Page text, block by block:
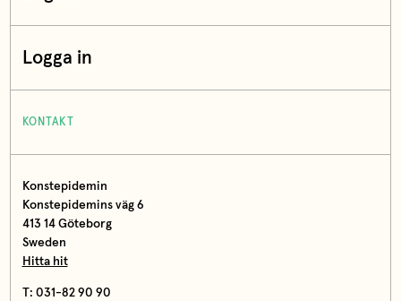
Logga in
KONTAKT
Konstepidemin
Konstepidemins väg 6
413 14 Göteborg
Sweden
Hitta hit
T: 031-82 90 90